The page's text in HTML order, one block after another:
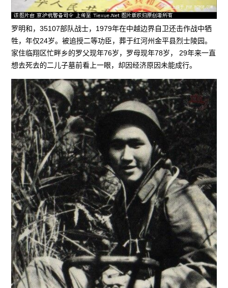
罗明和，35107部队战士，1979年在中越边界自卫还击作战中牺
牲，年仅24岁。被追授二等功臣，葬于红河州金平县烈士陵园。
家住临翔区忙畔乡的罗父现年76岁，罗母现年78岁， 29年来一直
想去死去的二儿子墓前看上一眼，却因经济原因未能成行。